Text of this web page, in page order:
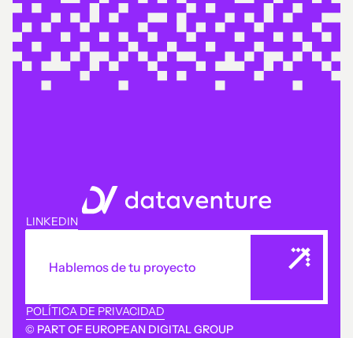
LINKEDIN
Hablemos de tu proyecto
POLÍTICA DE PRIVACIDAD
© PART OF EUROPEAN DIGITAL GROUP